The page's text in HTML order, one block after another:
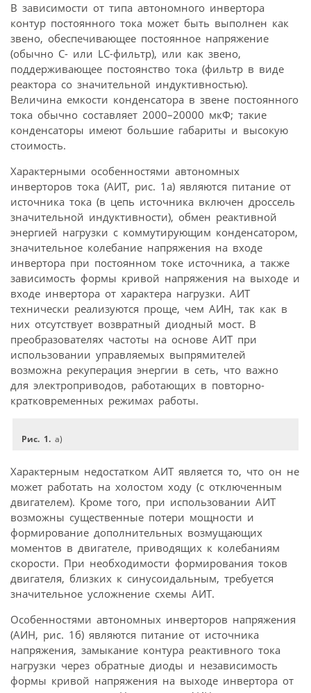
В зависимости от типа автономного инвертора
контур постоянного тока может быть выполнен как
звено, обеспечивающее постоянное напряжение
(обычно C- или LC-фильтр), или как звено,
поддерживающее постоянство тока (фильтр в виде
реактора со значительной индуктивностью).
Величина емкости конденсатора в звене постоянного
тока обычно составляет 2000–20000 мкФ; такие
конденсаторы имеют большие габариты и высокую
стоимость.
Характерными особенностями автономных
инверторов тока (АИТ, рис. 1а) являются питание от
источника тока (в цепь источника включен дроссель
значительной индуктивности), обмен реактивной
энергией нагрузки с коммутирующим конденсатором,
значительное колебание напряжения на входе
инвертора при постоянном токе источника, а также
зависимость формы кривой напряжения на выходе и
входе инвертора от характера нагрузки. АИТ
технически реализуются проще, чем АИН, так как в
них отсутствует возвратный диодный мост. В
преобразователях частоты на основе АИТ при
использовании управляемых выпрямителей
возможна рекуперация энергии в сеть, что важно
для электроприводов, работающих в повторно-
кратковременных режимах работы.
Рис. 1. а)
Характерным недостатком АИТ является то, что он не
может работать на холостом ходу (с отключенным
двигателем). Кроме того, при использовании АИТ
возможны существенные потери мощности и
формирование дополнительных возмущающих
моментов в двигателе, приводящих к колебаниям
скорости. При необходимости формирования токов
двигателя, близких к синусоидальным, требуется
значительное усложнение схемы АИТ.
Особенностями автономных инверторов напряжения
(АИН, рис. 1б) являются питание от источника
напряжения, замыкание контура реактивного тока
нагрузки через обратные диоды и независимость
формы кривой напряжения на выходе инвертора от